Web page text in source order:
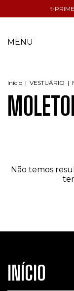
MENU
Início | VESTUÁRIO |
Não temos
INÍCIO